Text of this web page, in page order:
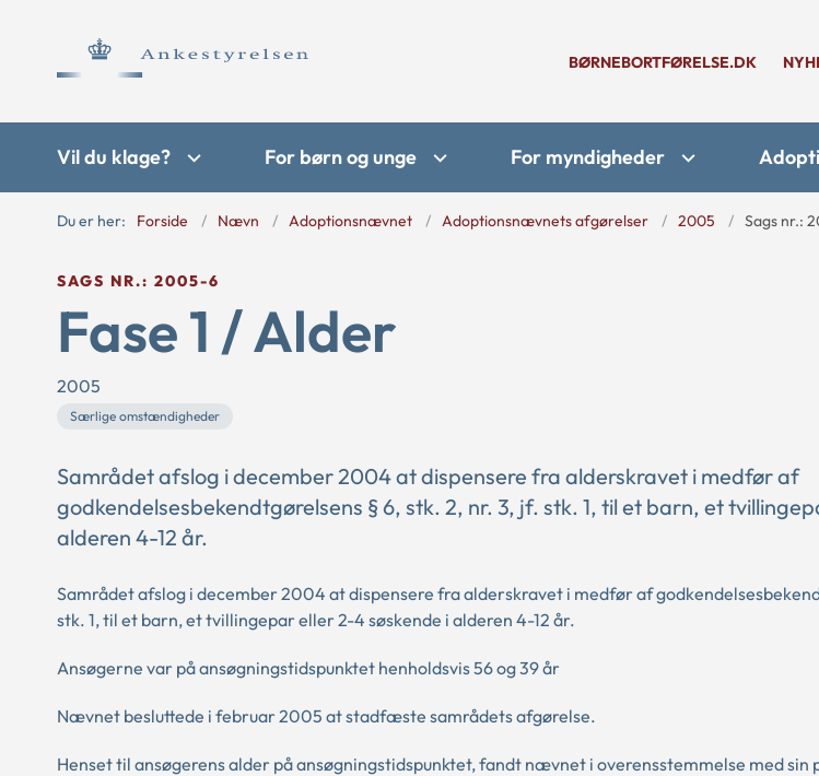
BØRNEBORTFØRELSE.DK
Vil du klage? For børn og unge For myndigheder
Du er her: Forside Nævn Adoptionsnævnet Adoptionsnævnets afgørelser 2005 Sags nr.:
SAGS NR.: 2005-6
Fase 1 / Alder
2005
Særlige omstændigheder
Samrådet afslog i december 2004 at dispensere fra alderskravet i medfør af
godkendelsesbekendtgørelsens § 6, stk. 2, nr. 3, jf. stk. 1, til et barn, et
alderen 4-12 år.
Samrådet afslog i december 2004 at dispensere fra alderskravet i medfør af
stk. 1, til et barn, et tvillingepar eller 2-4 søskende i alderen 4-12 år.
Ansøgerne var på ansøgningstidspunktet henholdsvis 56 og 39 år
Nævnet besluttede i februar 2005 at stadfæste samrådets afgørelse.
Henset til ansøgerens alder på ansøgningstidspunktet, fandt nævnet i overensstemmelse med sin